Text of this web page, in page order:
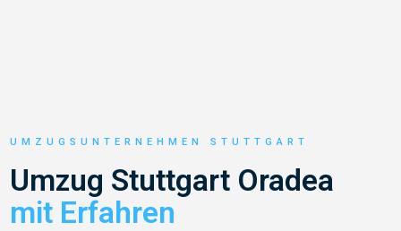
UMZUGSUNTERNEHMEN STUTTGART
Umzug Stuttgart Oradea
mit Erfahren